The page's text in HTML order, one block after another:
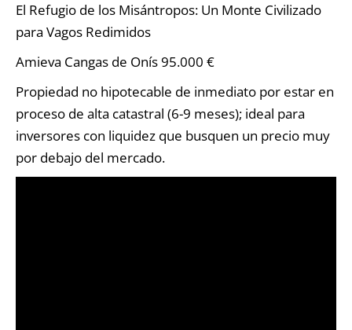
El Refugio de los Misántropos: Un Monte Civilizado
para Vagos Redimidos
Amieva Cangas de Onís 95.000 €
Propiedad no hipotecable de inmediato por estar en
proceso de alta catastral (6-9 meses); ideal para
inversores con liquidez que busquen un precio muy
por debajo del mercado.